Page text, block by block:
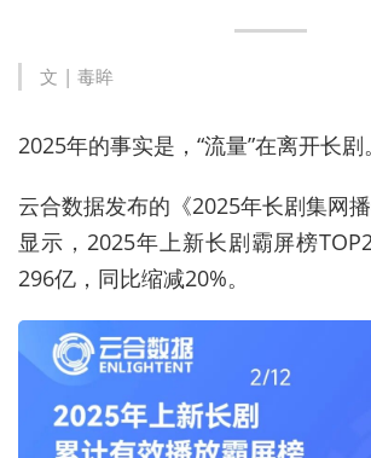
文 | 毒眸
2025年的事实是，“流量”在离开长剧。
云合数据发布的《2025年长剧集网
显示，2025年上新长剧霸屏榜
296亿，同比缩减20%。